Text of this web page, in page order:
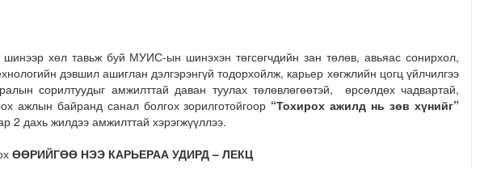
хөл тавьж буй МУИС-ын шинэхэн төгсөгчдийн зан төлөв, авьяас сонирхол,
дэвшил ашиглан дэлгэрэнгүй тодорхойлж, карьер хөгжлийн цогц үйлчилгээ
сорилтуудыг амжилттай даван туулах төлөвлөгөөтэй, өрсөлдөх чадвартай,
ажлын байранд санал болгох зорилготойгоор “Тохирох ажилд нь зөв хүнийг”
2 дахь жилдээ амжилттай хэрэгжүүллээ.
ӨӨРИЙГӨӨ НЭЭ КАРЬЕРАА УДИРД – ЛЕКЦ